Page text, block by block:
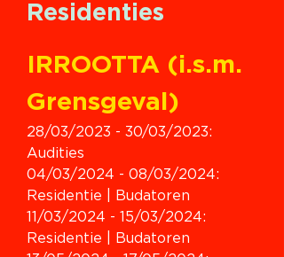
Residenties
IRROOTTA (i.s.m.
Grensgeval)
28/03/2023 - 30/03/2023:
Audities
04/03/2024 - 08/03/2024:
Residentie | Budatoren
11/03/2024 - 15/03/2024:
Residentie | Budatoren